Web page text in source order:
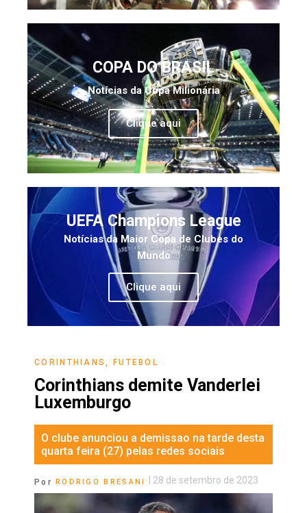
COPA DO BRASIL
Notícias da Copa Milionária
Clique aqui
UEFA Champions League
Notícias da Maior Copa de Clubes do
Mundo
Clique aqui
CORINTHIANS FUTEBOL
Corinthians demite Vanderlei
Luxemburgo
O clube anunciou a demissao na tarde desta
quarta feira (27) pelas redes sociais
Por RODRIGO BRESANI 28 de setembro de 2023